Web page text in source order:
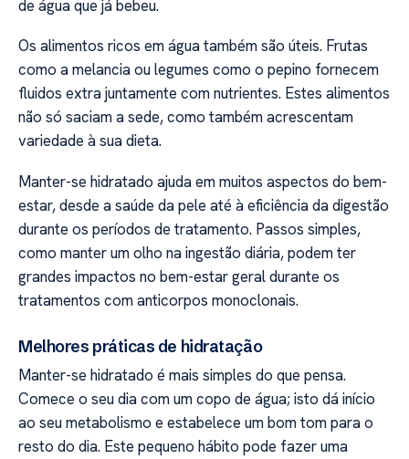
de água que já bebeu.
Os alimentos ricos em água também são úteis. Frutas
como a melancia ou legumes como o pepino fornecem
fluidos extra juntamente com nutrientes. Estes alimentos
não só saciam a sede, como também acrescentam
variedade à sua dieta.
Manter-se hidratado ajuda em muitos aspectos do bem-
estar, desde a saúde da pele até à eficiência da digestão
durante os períodos de tratamento. Passos simples,
como manter um olho na ingestão diária, podem ter
grandes impactos no bem-estar geral durante os
tratamentos com anticorpos monoclonais.
Melhores práticas de hidratação
Manter-se hidratado é mais simples do que pensa.
Comece o seu dia com um copo de água; isto dá início
ao seu metabolismo e estabelece um bom tom para o
resto do dia. Este pequeno hábito pode fazer uma